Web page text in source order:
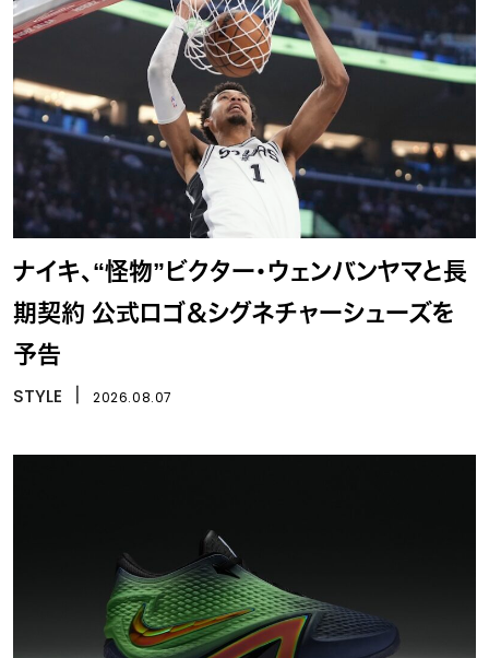
ナイキ、“怪物”ビクター・ウェンバンヤマと長
期契約 公式ロゴ＆シグネチャーシューズを
予告
STYLE 2026.08.07